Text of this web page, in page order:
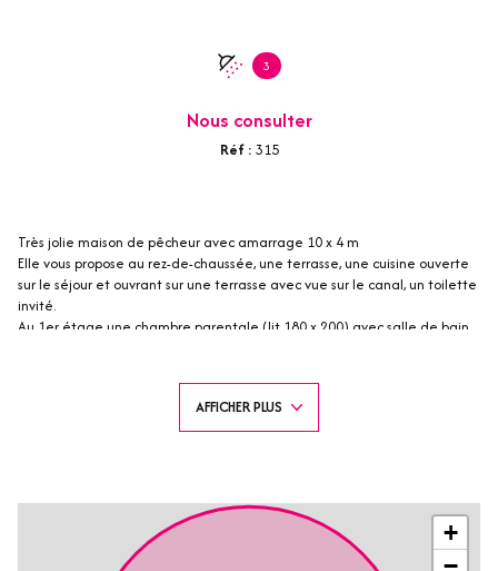
3
Nous consulter
Réf : 315
Très jolie maison de pêcheur avec amarrage 10 x 4 m
Elle vous propose au rez-de-chaussée, une terrasse, une cuisine ouverte
sur le séjour et ouvrant sur une terrasse avec vue sur le canal, un toilette
invité.
Au 1er étage une chambre parentale (lit 180 x 200) avec salle de bain
Au 2ème étage une chambre (lit 140 x 190) avec salle de douche,
Proche de toutes commodités.
grille pain, aspiratuer, ustensils de cuisine, internet ...
PAS DE LOCATION A L'ANNEE - Seulement à la semaine
AFFICHER PLUS
+